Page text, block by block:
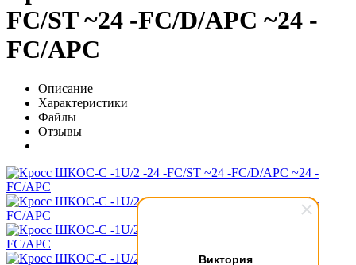
Виктория
FC/ST ~24 -FC/D/APC ~24 -
FC/APC
Описание
Характеристики
Файлы
Отзывы